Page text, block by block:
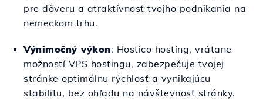
pre dôveru a atraktívnosť tvojho podnikania na
nemeckom trhu.
Výnimočný výkon: Hostico hosting, vrátane
možností VPS hostingu, zabezpečuje tvojej
stránke optimálnu rýchlosť a vynikajúcu
stabilitu, bez ohľadu na návštevnosť stránky.